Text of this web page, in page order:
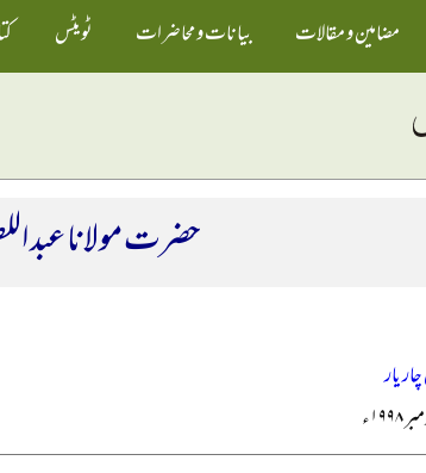
مضامین و مقالات بیانات و محاضرات ٹویٹس
حضرت مولانا عبد
یار